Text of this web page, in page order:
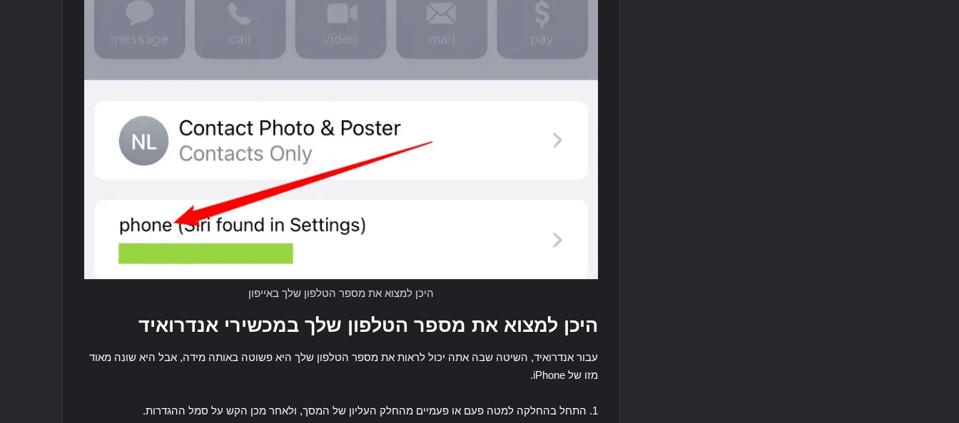
היכן למצוא את מספר הטלפון שלך באייפון
היכן למצוא את מספר הטלפון שלך במכשירי אנדרואיד
עבור אנדרואיד, השיטה שבה אתה יכול לראות את מספר הטלפון שלך היא פשוטה באותה מידה, אבל היא שונה מאוד
מזו של iPhone.
1. התחל בהחלקה למטה פעם או פעמיים מהחלק העליון של המסך, ולאחר מכן הקש על סמל ההגדרות.